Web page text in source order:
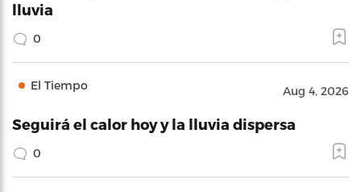
lluvia
0
El Tiempo Aug 4, 2026
Seguirá el calor hoy y la lluvia dispersa
0